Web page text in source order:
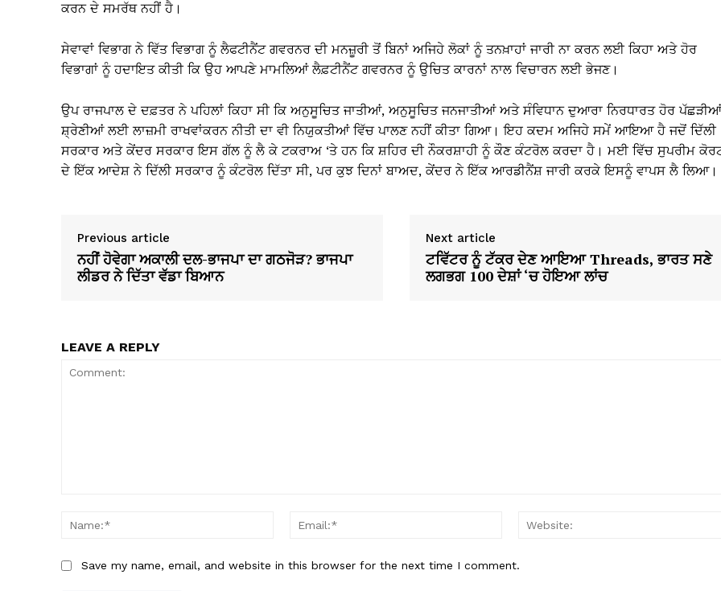
ਕਰਨ ਦੇ ਸਮਰੱਥ ਨਹੀਂ ਹੈ।
ਸੇਵਾਵਾਂ ਵਿਭਾਗ ਨੇ ਵਿੱਤ ਵਿਭਾਗ ਨੂੰ ਲੈਫਟੀਨੈਂਟ ਗਵਰਨਰ ਦੀ ਮਨਜ਼ੂਰੀ ਤੋਂ ਬਿਨਾਂ ਅਜਿਹੇ ਲੋਕਾਂ ਨੂੰ ਤਨਖ਼ਾਹਾਂ ਜਾਰੀ ਨਾ ਕਰਨ ਲਈ ਕਿਹਾ ਅਤੇ ਹੋਰ
ਵਿਭਾਗਾਂ ਨੂੰ ਹਦਾਇਤ ਕੀਤੀ ਕਿ ਉਹ ਆਪਣੇ ਮਾਮਲਿਆਂ ਲੈਫ਼ਟੀਨੈਂਟ ਗਵਰਨਰ ਨੂੰ ਉਚਿਤ ਕਾਰਨਾਂ ਨਾਲ ਵਿਚਾਰਨ ਲਈ ਭੇਜਣ।
ਉਪ ਰਾਜਪਾਲ ਦੇ ਦਫ਼ਤਰ ਨੇ ਪਹਿਲਾਂ ਕਿਹਾ ਸੀ ਕਿ ਅਨੁਸੂਚਿਤ ਜਾਤੀਆਂ, ਅਨੁਸੂਚਿਤ ਜਨਜਾਤੀਆਂ ਅਤੇ ਸੰਵਿਧਾਨ ਦੁਆਰਾ ਨਿਰਧਾਰਤ ਹੋਰ ਪੱਛੜੀਆਂ
ਸ਼੍ਰੇਣੀਆਂ ਲਈ ਲਾਜ਼ਮੀ ਰਾਖਵਾਂਕਰਨ ਨੀਤੀ ਦਾ ਵੀ ਨਿਯੁਕਤੀਆਂ ਵਿੱਚ ਪਾਲਣ ਨਹੀਂ ਕੀਤਾ ਗਿਆ। ਇਹ ਕਦਮ ਅਜਿਹੇ ਸਮੇਂ ਆਇਆ ਹੈ ਜਦੋਂ ਦਿੱਲੀ
ਸਰਕਾਰ ਅਤੇ ਕੇਂਦਰ ਸਰਕਾਰ ਇਸ ਗੱਲ ਨੂੰ ਲੈ ਕੇ ਟਕਰਾਅ ‘ਤੇ ਹਨ ਕਿ ਸ਼ਹਿਰ ਦੀ ਨੌਕਰਸ਼ਾਹੀ ਨੂੰ ਕੌਣ ਕੰਟਰੋਲ ਕਰਦਾ ਹੈ। ਮਈ ਵਿੱਚ ਸੁਪਰੀਮ
ਦੇ ਇੱਕ ਆਦੇਸ਼ ਨੇ ਦਿੱਲੀ ਸਰਕਾਰ ਨੂੰ ਕੰਟਰੋਲ ਦਿੱਤਾ ਸੀ, ਪਰ ਕੁਝ ਦਿਨਾਂ ਬਾਅਦ, ਕੇਂਦਰ ਨੇ ਇੱਕ ਆਰਡੀਨੈਂਸ਼ ਜਾਰੀ ਕਰਕੇ ਇਸਨੂੰ ਵਾਪਸ ਲੈ ਲਿਆ।
Previous article
ਨਹੀਂ ਹੋਵੇਗਾ ਅਕਾਲੀ ਦਲ-ਭਾਜਪਾ ਦਾ ਗਠਜੋੜ? ਭਾਜਪਾ
ਲੀਡਰ ਨੇ ਦਿੱਤਾ ਵੱਡਾ ਬਿਆਨ
Next article
ਟਵਿੱਟਰ ਨੂੰ ਟੱਕਰ ਦੇਣ ਆਇਆThreads, ਭਾਰਤ ਸਣੇ
ਲਗਭਗ 100 ਦੇਸ਼ਾਂ ‘ਚ ਹੋਇਆ ਲਾਂਚ
LEAVE A REPLY
Name:*
Email:*
Save my name, email, and website in this browser for the next time I comment.